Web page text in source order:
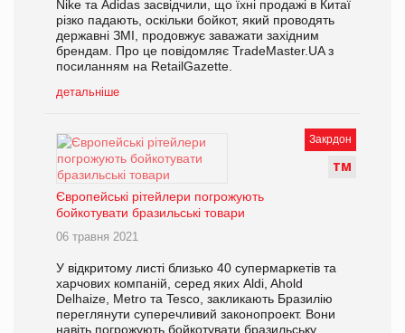
Nike та Adidas засвідчили, що їхні продажі в Китаї
різко падають, оскільки бойкот, який проводять
державні ЗМІ, продовжує заважати західним
брендам. Про це повідомляє TradeMaster.UA з
посиланням на RetailGazette.
детальніше
Закрдон
ТМ
Європейські рітейлери погрожують
бойкотувати бразильські товари
06 травня 2021
У відкритому листі близько 40 супермаркетів та
харчових компаній, серед яких Aldi, Ahold
Delhaize, Metro та Tesco, закликають Бразилію
переглянути суперечливий законопроект. Вони
навіть погрожують бойкотувати бразильську